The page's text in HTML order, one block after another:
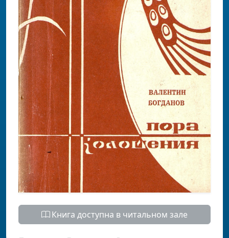
Книга доступна в читальном зале